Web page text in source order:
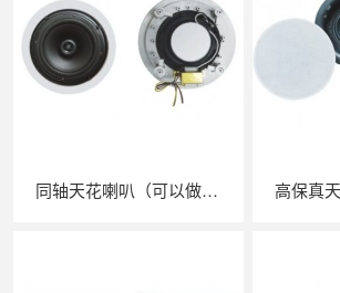
同轴天花喇叭（可以做成定阻）